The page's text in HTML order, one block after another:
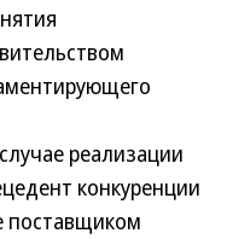
реализации
конкуренции
поставщиком